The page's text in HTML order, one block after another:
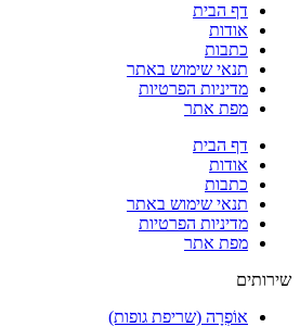
דף הבית
אודות
כתבות
תנאי שימוש באתר
מדיניות הפרטיות
מפת אתר
דף הבית
אודות
כתבות
תנאי שימוש באתר
מדיניות הפרטיות
מפת אתר
שירותים
אוֹפְרָה (שריפת גופות)